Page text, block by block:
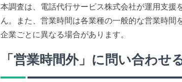
本調査は、電話代行サービス株式会社が運用支
ん。また、営業時間は各業種の一般的な営業時
企業ごとに異なる場合があります。
「営業時間外」に問い合わせ